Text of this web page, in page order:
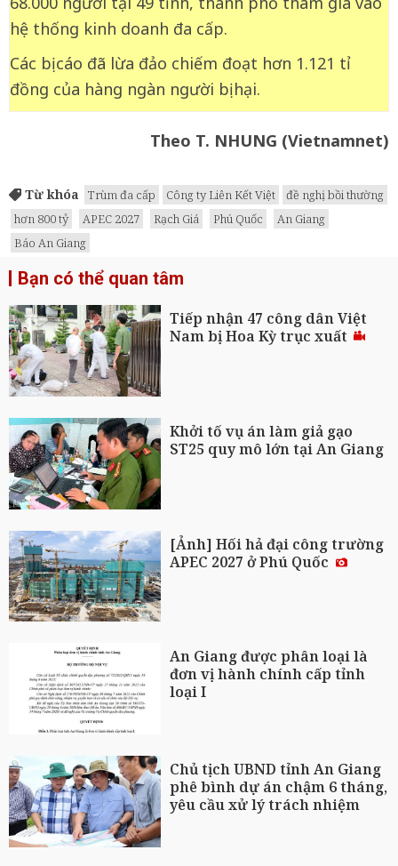
hệ thống kinh doanh đa cấp.
Các bị cáo đã lừa đảo chiếm đoạt hơn 1.121 tỉ
đồng của hàng ngàn người bị hại.
Theo T. NHUNG (Vietnamnet)
Từ khóa Trùm đa cấp Công ty Liên Kết Việt
đề nghị bồi thường
hơn 800 tỷ
APEC 2027 Rạch Giá Phú Quốc
An Giang
Báo An Giang
Bạn có thể quan tâm
Tiếp nhận 47 công dân Việt
Nam bị Hoa Kỳ trục xuất
Khởi tố vụ án làm giả gạo
ST25 quy mô lớn tại An Giang
[Ảnh] Hối hả đại công trường
APEC 2027 ở Phú Quốc
An Giang được phân loại là
đơn vị hành chính cấp tỉnh
loại I
Chủ tịch UBND tỉnh An Giang
phê bình dự án chậm 6 tháng,
yêu cầu xử lý trách nhiệm